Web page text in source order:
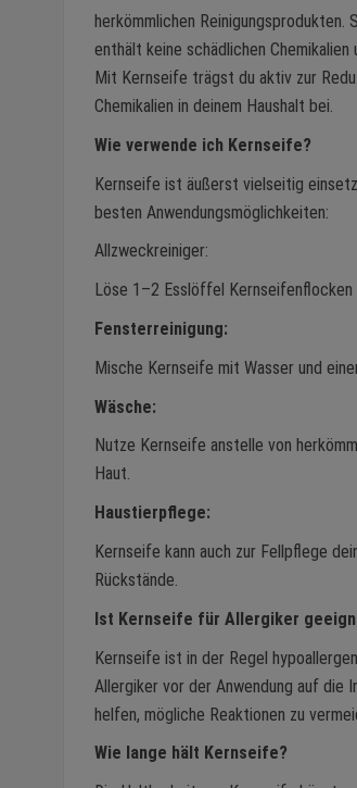
herkömmlichen Reinigungsprodukten.
enthält keine schädlichen
Mit Kernseife trägst du aktiv zur
Chemikalien in deinem Haushalt bei.
Wie verwende ich Kernseife?
Kernseife ist äußerst vielseitig
besten Anwendungsmöglichkeiten:
Allzweckreiniger:
Löse 1–2 Esslöffel
Fensterreinigung:
Mische Kernseife mit Wasser und
Wäsche:
Nutze Kernseife anstelle von
Haut.
Haustierpflege:
Kernseife kann auch zur Fellpflege
Rückstände.
Ist Kernseife für Allergiker
Kernseife ist in der Regel
Allergiker vor der Anwendung auf die
helfen, mögliche Reaktionen zu
Wie lange hält Kernseife?